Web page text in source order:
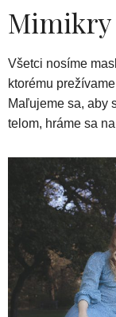
Mimikry
Všetci nosíme
ktorému
Maľujeme sa, aby
telom, hráme sa